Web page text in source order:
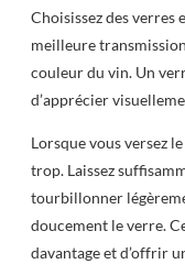
Choisissez des verres
meilleure
couleur du vin. Un
d’apprécier
Lorsque vous versez
trop. Laissez
tourbillonner
doucement le verre.
davantage et d’offrir